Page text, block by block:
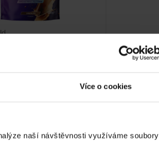
Více o cookies
naší návštěvnosti využíváme soubory